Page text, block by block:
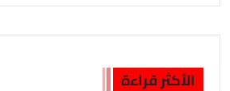
الأكثر قراءة